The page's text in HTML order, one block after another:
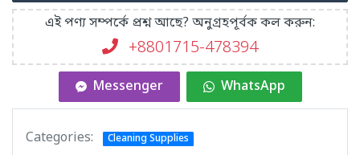
এই পণ্য সম্পর্কে প্রশ্ন আছে? অনুগ্রহপূর্বক কল করুন:
+8801715-478394
Messenger WhatsApp
Categories: Cleaning Supplies